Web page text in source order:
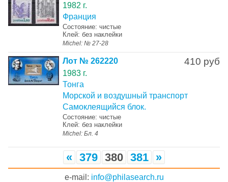
1982 г.
Франция
Состояние: чистые
Клей: без наклейки
Michel: № 27-28
410 руб
Лот № 262220
1983 г.
Тонга
Морской и воздушный транспорт
Самоклеящийся блок.
Состояние: чистые
Клей: без наклейки
Michel: Бл. 4
« 379 380 381 »
e-mail: info@philasearch.ru